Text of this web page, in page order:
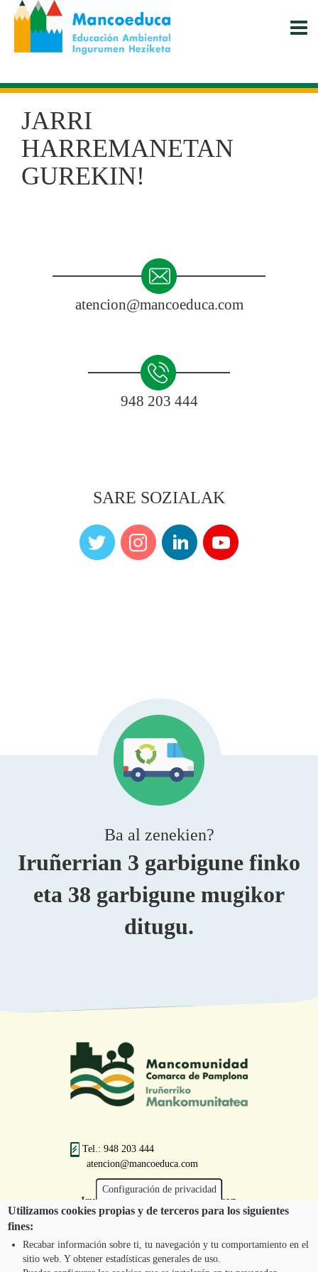
Skip
content
JARRI
HARREMANETAN
GUREKIN!
atencion@mancoeduca.com
948 203 444
SARE SOZIALAK
Ba al zenekien?
Iruñerrian 3 garbigune finko
eta 38 garbigune mugikor
ditugu.
Tel.: 948 203 444
atencion@mancoeduca.com
Iruñerriko Mankomunitatearen
Ingurumen Heziketarako Eskola
Configuración de privacidad
Utilizamos cookies propias y de terceros para los siguientes
fines:
Recabar información sobre ti, tu navegación y tu comportamiento en el
sitio web. Y obtener estadísticas generales de uso.